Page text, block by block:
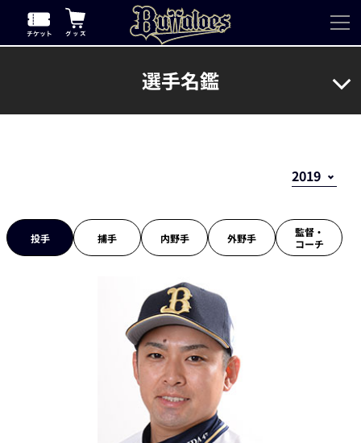
選手名鑑
投手 捕手 内野手 外野手
監督・
コーチ